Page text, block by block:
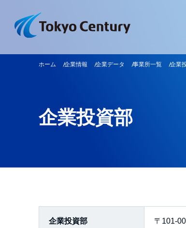
ホーム 企業情報 企業データ 事業所一覧 企業
企業投資部
企業投資部
〒101-